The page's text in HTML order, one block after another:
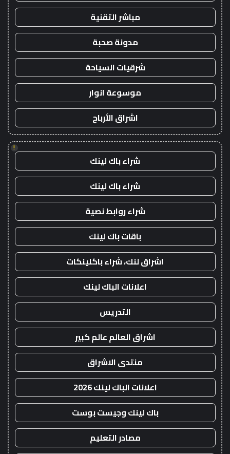
مباشر التقنية
مدونة صحبة
شرقيات السياحة
موسوعة انوار
اشراق الأرباح
!
شراء باك لينك
شراء باك لينك
شراء روابط نصية
باقات باك لينك
اشراق لنك، شراء باكلينكات
اعلانات الباك لينك
التدريس
اشراق العالم عالم كبير
منتدى الاشراق
اعلانات الباك لينك 2026
باك لينك وجيست بوست
مصادر التعليم